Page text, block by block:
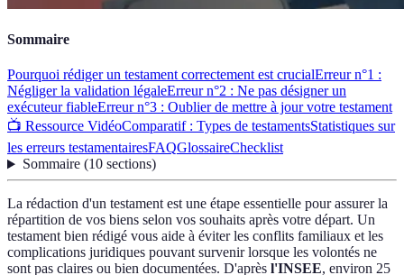
Sommaire
Pourquoi rédiger un testament correctement est crucialErreur n°1 :
Négliger la validation légaleErreur n°2 : Ne pas désigner un
exécuteur fiableErreur n°3 : Oublier de mettre à jour votre testament
📺 Ressource VidéoComparatif : Types de testamentsStatistiques sur
les erreurs testamentairesFAQGlossaireChecklist
Sommaire(10 sections)
La rédaction d'un testament est une étape essentielle pour assurer la
répartition de vos biens selon vos souhaits après votre départ. Un
testament bien rédigé vous aide à éviter les conflits familiaux et les
complications juridiques pouvant survenir lorsque les volontés ne
sont pas claires ou bien documentées. D'après l'INSEE, environ 25